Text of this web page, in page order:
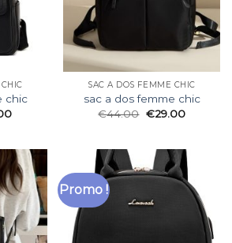
chic
SAC A DOS FEMME CHIC
sac a dos femme chic
€44.00 €29.00
Promo !